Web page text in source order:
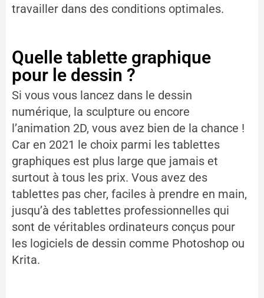
travailler dans des conditions optimales.
Quelle tablette graphique
pour le dessin ?
Si vous vous lancez dans le dessin
numérique, la sculpture ou encore
l’animation 2D, vous avez bien de la chance !
Car en 2021 le choix parmi les tablettes
graphiques est plus large que jamais et
surtout à tous les prix. Vous avez des
tablettes pas cher, faciles à prendre en main,
jusqu’à des tablettes professionnelles qui
sont de véritables ordinateurs conçus pour
les logiciels de dessin comme Photoshop ou
Krita.